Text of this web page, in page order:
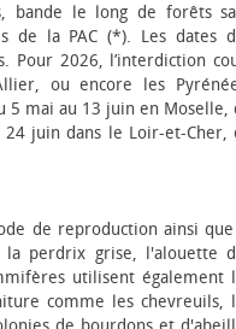
bande le long de forêts
de la PAC (*). Les dates
Pour 2026, l’interdiction
ou encore les
5 mai au 13 juin en Moselle,
juin dans le Loir-et-Cher,
de reproduction ainsi
la perdrix grise, l'alouette
utilisent également
comme les chevreuils,